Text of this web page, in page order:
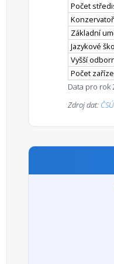
Počet
Základní
Jazykové
Vyšší
Počet
Data pro rok
Zdroj dat: ČSÚ